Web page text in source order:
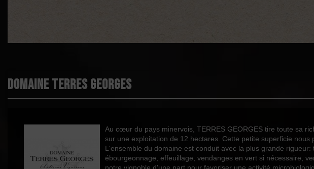
Épicé
Couleur
Domaine Terres Georges
Au cœur du pays minervois, TERRES GEORGES tire toute sa
sur une exploitation de 12 hectares. Cette petite superficie
L'ensemble du domaine est conduit avec la plus grande
ébourgeonnage, effeuillage, vendanges en vert si nécessaire,